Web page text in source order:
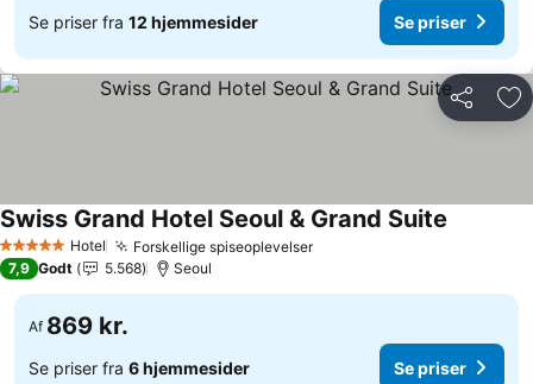
Se priser fra 12 hjemmesider Se priser
Del
5 Stjerner Hotel Forskellige spiseoplevelserSe priser
Swiss Grand Hotel Seoul & Grand Suite
7,9 Godt 5.568 Seoul
Af 869 kr.
Se priser fra 6 hjemmesider Se priser